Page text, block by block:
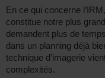
En ce qui concerne
constitue notre plus
demandent plus de
dans un planning déjà
technique d’imagerie
complexités.